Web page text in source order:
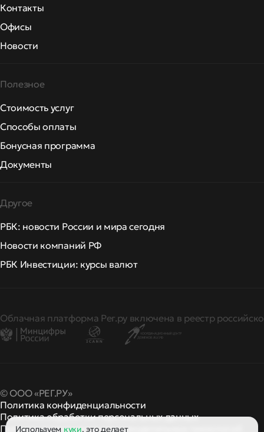
Контакты
Офисы
Новости
Полезное
Стоимость услуг
Способы оплаты
Бонусная программа
Документы
Другое
РБК: новости России и мира сегодня
Новости компаний РФ
РБК Инвестиции: курсы валют
Облачная платформа Рег.ру включена в реестр
© ООО «РЕГ.РУ»
Политика конфиденциальности
Политика обработки персональных данных
Правила применения рекомендательных технологий
Используем куки, это делает